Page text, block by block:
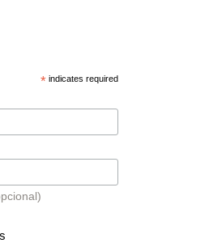
* indicates required